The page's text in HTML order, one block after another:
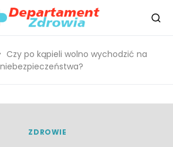
Czy po kąpieli wolno wychodzić na
ZDROWIE